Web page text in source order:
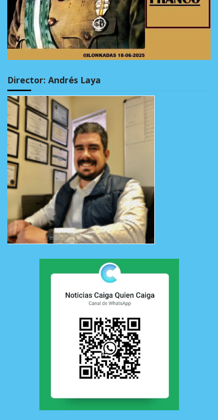
Director: Andrés Laya